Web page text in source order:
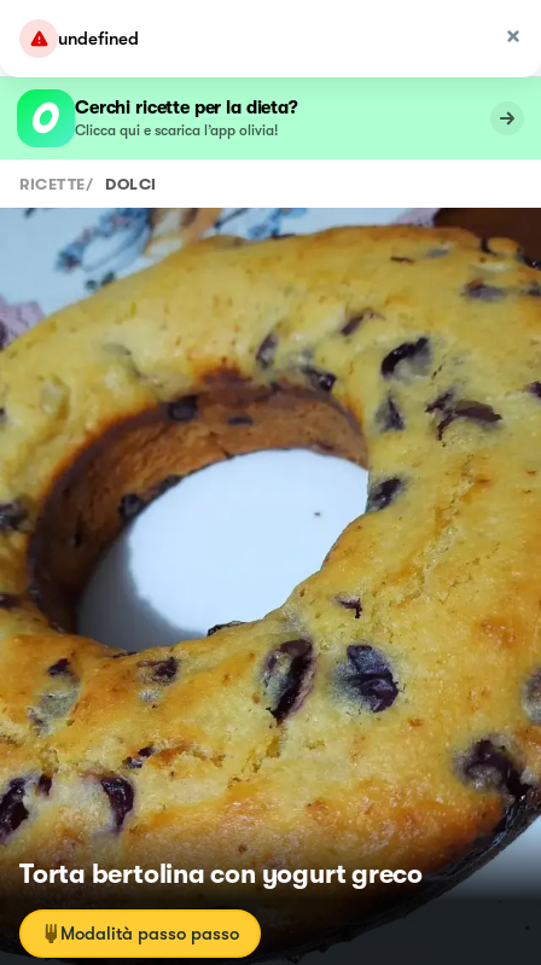
undefined
Cerchi ricette per la dieta?
Clicca qui e scarica l’app olivia!
RICETTE/ DOLCI
Torta bertolina con yogurt greco
Modalità passo passo